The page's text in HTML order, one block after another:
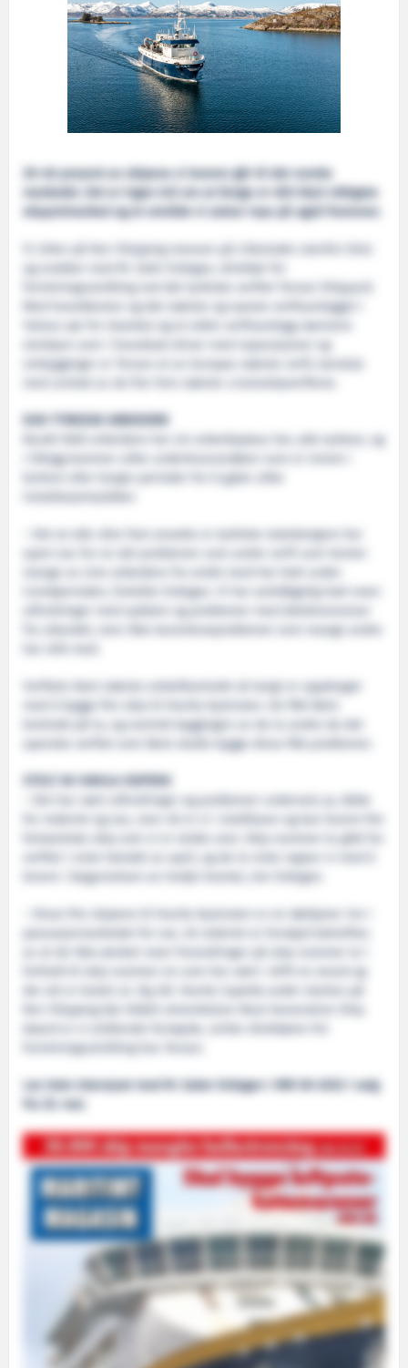
30–40 prosent av skipene vi leverer går til det norske
markedet. Det er ingen tvil om at Norge er vårt klart viktigste
eksportmarked og et område vi satser mye på også framover.
Vi sitter på Nor-Shipping messen på Lillestrøm utenfor Oslo
og snakker med M. Sakir Erdogan, direktør for
forretningsutvikling ved det tyrkiske verftet Tersan Shipyard.
Med hovedkontor og det største og nyeste verftsanlegget i
Yalova sør for Istanbul og et eldre verftsanlegg nærmere
ombygginger er Tersan et av Europas største verft, kanskje
KUN TYRKISKE ARBEIDERE
Rundt 5500 arbeidere har sin arbeidsplass her, alle tyrkere, og
i tillegg kommer ulike underleverandører som er innom i
kortere eller lengre perioder for å gjøre ulike
– Det at alle våre fast ansatte er tyrkiske statsborgere har
spart oss for en del problemer som andre verft som henter
mange av sine arbeidere fra andre land har hatt under
Covidperioden, forteller Erdogan. Vi har selvfølgelig hatt noen
utfordringer med sykdom og problemer med deleleveranser
fra utlandet, men ikke karanteneproblemer som mange andre
Verftets klart største enkeltkontrakt så langt er oppdraget
med å bygge fire skip til Havila Kystruten. De fikk først
kontrakt på to, og overtok byggingen av de to andre da det
spanske verftet som først skulle bygge disse fikk problemer.
STOLT AV HAVILA-SKIPENE
– Det har vært utfordringer og problemer underveis ja, både
for rederiet og oss, men nå er vi i sluttfasen og kan levere fire
verftet i siste halvdel av april, og de to siste regner vi med å
levere i begynnelsen av tredje kvartal, sier Erdogan.
– Disse fire skipene til Havila Kystruten er en døråpner inn i
passasjermarkedet for oss. At rederiet er fornøyd bekreftes
av at de ikke ønsket noen forandringer på skip nummer to i
forhold til skip nummer en som har vært i drift en stund og
Havila Capella
Nor-Shipping ble tildelt utmerkelsen Next Generation Ship
Award er vi strålende fornøyde, smiler direktøren for
forretningsutvikling hos Tersan.
Les hele intervjuet med M. Saker Erdogan i MM 06-2022 i salg
fra 25. mai.